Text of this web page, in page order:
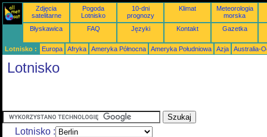
Zdjęcia
satelitarne
Pogoda
Lotnisko
10-dni
prognozy
Klimat
Meteorologia
morska
Błyskawica
FAQ Języki Kontakt Gazetka
Lotnisko : Europa Afryka Ameryka Północna Ameryka Południowa Azja Australia-
Lotnisko
Lotnisko :